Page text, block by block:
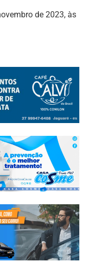
de 2023, às